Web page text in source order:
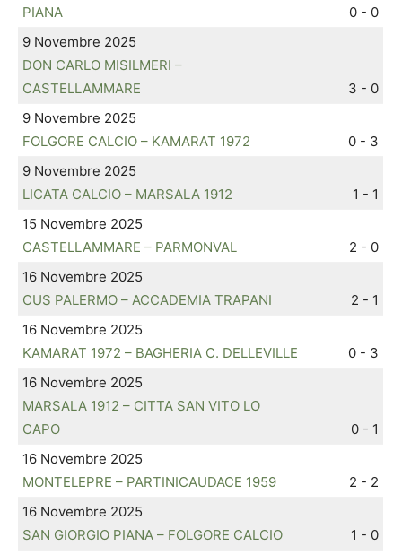
PIANA
0 - 0
9 Novembre 2025
DON CARLO MISILMERI –
CASTELLAMMARE
3 - 0
9 Novembre 2025
FOLGORE CALCIO – KAMARAT 1972
0 - 3
9 Novembre 2025
LICATA CALCIO – MARSALA 1912
1 - 1
15 Novembre 2025
CASTELLAMMARE – PARMONVAL
2 - 0
16 Novembre 2025
CUS PALERMO – ACCADEMIA TRAPANI
2 - 1
16 Novembre 2025
KAMARAT 1972 – BAGHERIA C. DELLEVILLE
0 - 3
16 Novembre 2025
MARSALA 1912 – CITTA SAN VITO LO
CAPO
0 - 1
16 Novembre 2025
MONTELEPRE – PARTINICAUDACE 1959
2 - 2
16 Novembre 2025
SAN GIORGIO PIANA – FOLGORE CALCIO
1 - 0